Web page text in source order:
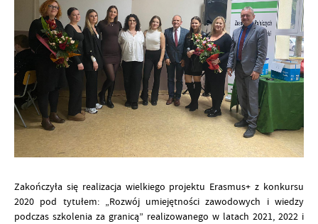
Zakończyła się realizacja wielkiego projektu Erasmus+ z konkursu
2020 pod tytułem: „Rozwój umiejętności zawodowych i wiedzy
podczas szkolenia za granicą” realizowanego w latach 2021, 2022 i